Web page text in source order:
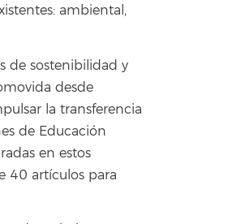
ambiental,
de sostenibilidad y
desde
la transferencia
de Educación
en estos
40 artículos para